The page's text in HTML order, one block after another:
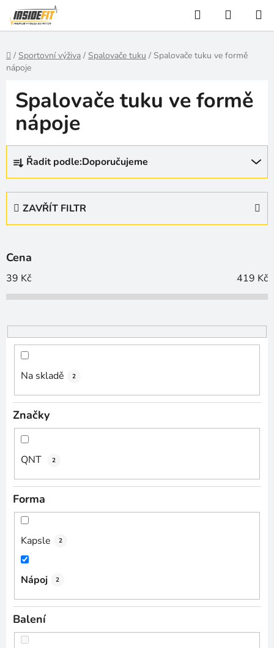
Přejít
na
obsah
Hledat
KOŠÍK
Domů
/ Sportovní výživa / Spalovače tuku / Spalovače tuku ve formě
nápoje
Spalovače tuku ve formě
nápoje
z
p
r
o
d
k
t
Řadit podle:Doporučujeme
ZAVŘÍT FILTR
Cena
39 Kč 419 Kč
Na skladě 2
Značky
QNT 2
Forma
Kapsle 2
Nápoj 2
Balení